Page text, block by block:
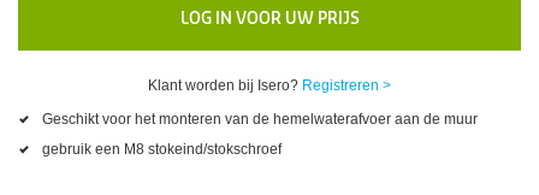
LOG IN VOOR UW PRIJS
Klant worden bij Isero? Registreren >
Geschikt voor het monteren van de hemelwaterafvoer aan de muur
gebruik een M8 stokeind/stokschroef